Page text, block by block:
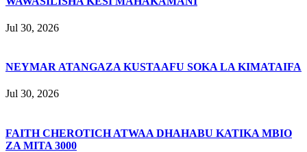
Jul 30, 2026
NEYMAR ATANGAZA KUSTAAFU SOKA LA KIMATAIFA
Jul 30, 2026
FAITH CHEROTICH ATWAA DHAHABU KATIKA MBIO
ZA MITA 3000